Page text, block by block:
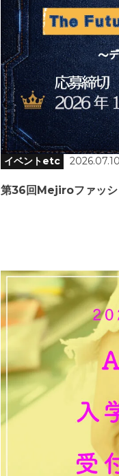
イベントetc 2026.07.10
第36回Mejiroファッシ